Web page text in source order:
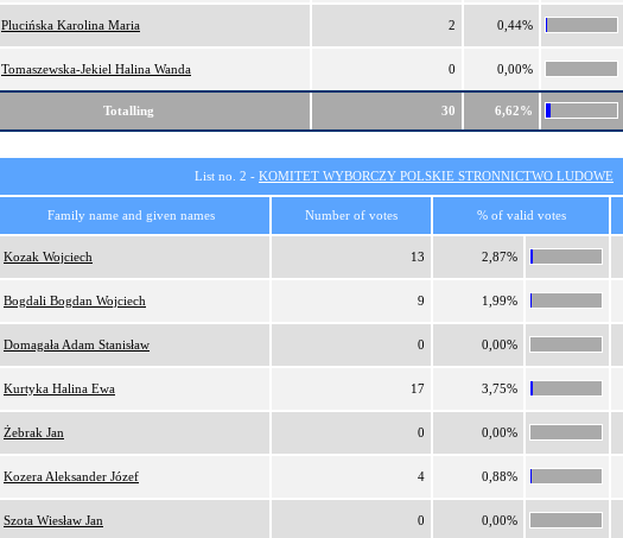
Plucińska Karolina Maria 2 0,44%
Tomaszewska-Jekiel Halina Wanda 0 0,00%
Totalling 30 6,62%
List no. 2 - KOMITET WYBORCZY POLSKIE STRONNICTWO LUDOWE
Family name and given names Number of votes % of valid votes
Kozak Wojciech 13 2,87%
Bogdali Bogdan Wojciech 9 1,99%
Domagała Adam Stanisław 0 0,00%
Kurtyka Halina Ewa 17 3,75%
Żebrak Jan 0 0,00%
Kozera Aleksander Józef 4 0,88%
Szota Wiesław Jan 0 0,00%